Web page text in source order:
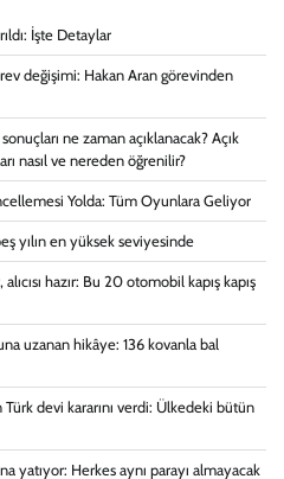
İşte Detaylar
değişimi: Hakan Aran görevinden
ne zaman açıklanacak? Açık
nasıl ve nereden öğrenilir?
Yolda: Tüm Oyunlara Geliyor
yılın en yüksek seviyesinde
hazır: Bu 20 otomobil kapış kapış
uzanan hikâye: 136 kovanla bal
devi kararını verdi: Ülkedeki bütün
yatıyor: Herkes aynı parayı almayacak